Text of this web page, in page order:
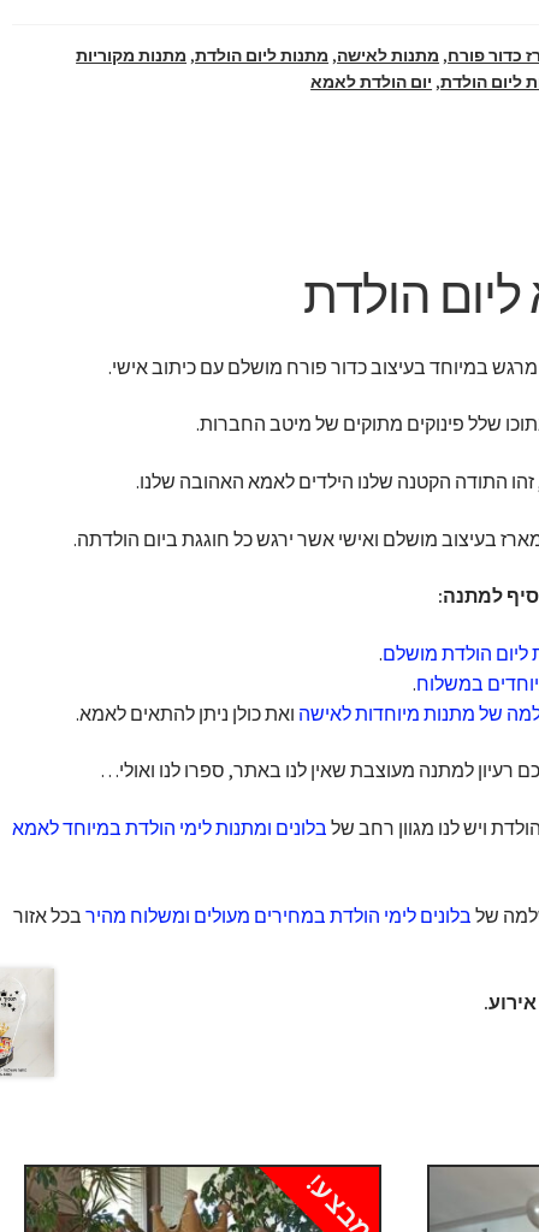
כדור פורח, מתנות לאישה, מתנות ליום הולדת, מתנות מקוריות
ליום הולדת, יום הולדת לאמא
הולדת
במיוחד בעיצוב כדור פורח מושלם עם כיתוב אישי.
שלל פינוקים מתוקים של מיטב החברות.
זהו התודה הקטנה שלנו הילדים לאמא האהובה שלנו.
בעיצוב מושלם ואישי אשר ירגש כל חוגגת ביום הולדתה.
למתנה:
ליום הולדת מושלם.
במשלוח.
של מתנות מיוחדות לאישה ואת כולן ניתן להתאים לאמא.
למתנה מעוצבת שאין לנו באתר, ספרו לנו ואולי…
ויש לנו מגוון רחב של בלונים ומתנות לימי הולדת במיוחד לאמא
של בלונים לימי הולדת במחירים מעולים ומשלוח מהירבכל אזור
מבצע!